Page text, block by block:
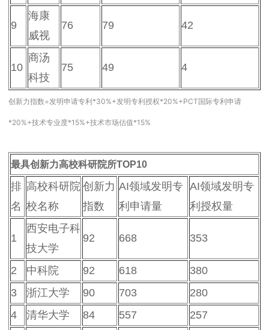
9
海康
威视
76 79 42
10
商汤
科技
75 49 4
创新力指数=发明申请专利*30%+发明专利授权*20%+PCT国际专利申请
*20%+技术专业度*15%+技术市场估值*15%
最具创新力高校科研院所TOP10
排
名
高校科研院
校名称
创新力
指数
AI领域发明专
利申请量
AI领域发明专
利授权量
1
西安电子科
技大学
92 668 353
2 中科院 92 618
380
3
浙江大学 90 703
280
4
清华大学 84 557 257